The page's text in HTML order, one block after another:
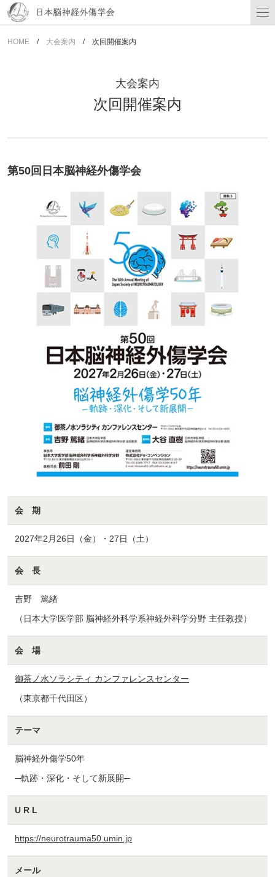
HOME 大会案内 次回開催案内
大会案内
次回開催案内
第50回日本脳神経外傷学会
会 期
2027年2月26日（金）・27日（土）
会 長
吉野 篤緒
（日本大学医学部 脳神経外科学系神経外科学分野 主任教授）
会 場
御茶ノ水ソラシティ カンファレンスセンター
（東京都千代田区）
テーマ
脳神経外傷学50年
─軌跡・深化・そして新展開─
U R L
https://neurotrauma50.umin.jp
メール